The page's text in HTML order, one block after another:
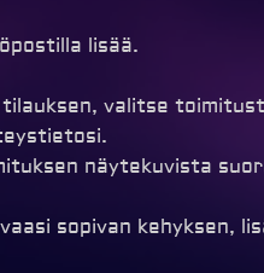
lisää.
valitse
näytekuvista
sopivan kehyksen,